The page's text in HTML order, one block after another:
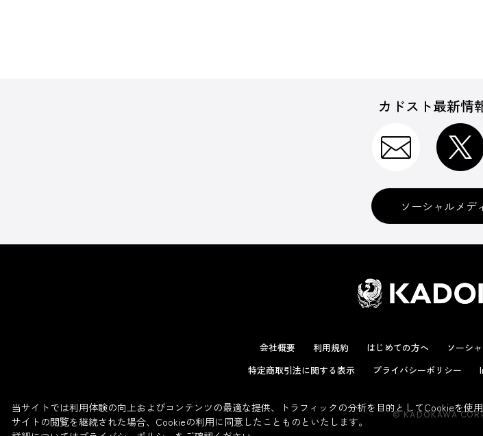
カドスト最新情
ソーシャルメデ
会社概要 利用規約 はじめての方へ ソーシ
特定商取引法に関する表示
プライバシーポリシー
© KADOKAWA
当サイトでは利用体験の向上およびコンテンツの最適な提供、トラフィックの分析を目的としてCookieを使用
サイトの閲覧を継続された場合、Cookieの利用に同意したことものといたします。